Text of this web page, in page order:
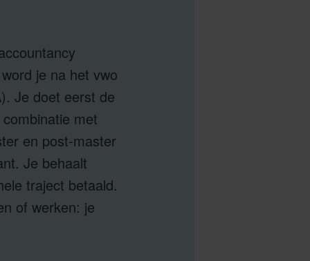
je na het vwo
Je doet eerst de
met
en post-master
Je behaalt
traject betaald.
of werken: je